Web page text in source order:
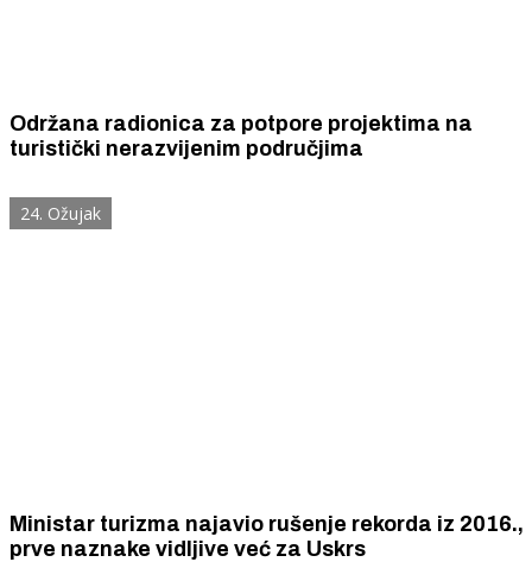
Održana radionica za potpore projektima na
turistički nerazvijenim područjima
24. Ožujak
Ministar turizma najavio rušenje rekorda iz 2016.,
prve naznake vidljive već za Uskrs